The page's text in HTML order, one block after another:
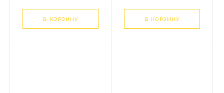
В КОРЗИНУ В КОРЗИНУ